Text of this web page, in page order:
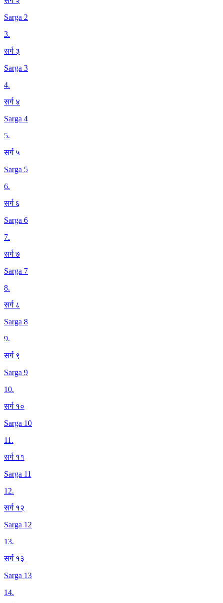
Sarga 2
3.
सर्ग ३
Sarga 3
4.
सर्ग ४
Sarga 4
5.
सर्ग ५
Sarga 5
6.
सर्ग ६
Sarga 6
7.
सर्ग ७
Sarga 7
8.
सर्ग ८
Sarga 8
9.
सर्ग ९
Sarga 9
10.
सर्ग १०
Sarga 10
11.
सर्ग ११
Sarga 11
12.
सर्ग १२
Sarga 12
13.
सर्ग १३
Sarga 13
14.